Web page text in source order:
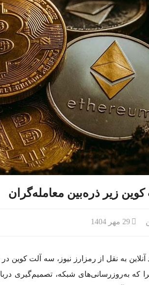
ورود حیوانات خانگی به
صنعتگران مخالف احداث نیروگاه
زمانبندی شارژ کالابرگ تغییر
معافیت ۱۹۹ کالای اساسی کشاورزی و دارو از پرداخت عوارض ۱.۲ درصدی واردات
ترافیک سنگین در ورودی‌های
تداوم گرمای شدید در نوار غربی و
تفاوت عکاسی صنعتی و عکاسی
پاکستان هاب صادرات مجدد
زیر ذره‌بین معامله‌گران
29 مهر 1404